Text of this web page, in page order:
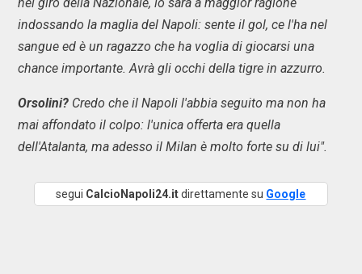
indossando la maglia del Napoli: sente il gol, ce l'ha nel
sangue ed è un ragazzo che ha voglia di giocarsi una
chance importante. Avrà gli occhi della tigre in azzurro.
Orsolini? Credo che il Napoli l'abbia seguito ma non ha
mai affondato il colpo: l'unica offerta era quella
dell'Atalanta, ma adesso il Milan è molto forte su di lui".
segui CalcioNapoli24.itdirettamente su Google